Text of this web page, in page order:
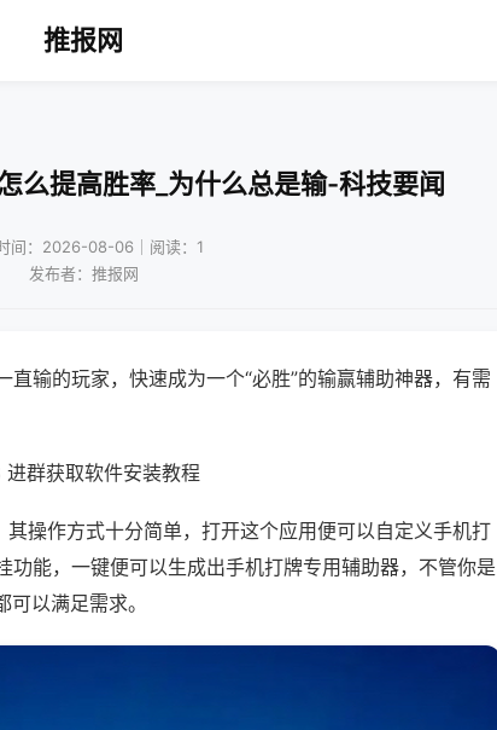
推报网
么提高胜率_为什么总是输-科技要闻
间：2026-08-06｜阅读：1
发布者：推报网
输的玩家，快速成为一个“必胜”的输赢辅助神器，有需
群获取软件安装教程
其操作方式十分简单，打开这个应用便可以自定义手机打
功能，一键便可以生成出手机打牌专用辅助器，不管你是
以满足需求。